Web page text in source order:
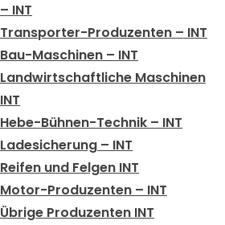
– INT
Transporter-Produzenten – INT
Bau-Maschinen – INT
Landwirtschaftliche Maschinen
INT
Hebe-Bühnen-Technik – INT
Ladesicherung – INT
Reifen und Felgen INT
Motor-Produzenten – INT
Übrige Produzenten INT